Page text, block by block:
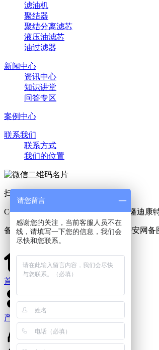
滤油机
聚结器
聚结分离滤芯
液压油滤芯
油过滤器
新闻中心
资讯中心
知识讲堂
问答专区
案例中心
联系我们
联系方式
我们的位置
扫一扫 添加好友
Copyright © 2025 利菲尔特（商标：隆迪康
备案号：豫ICP备11005909号-6
首页
产品中心
请您留言
感谢您的关注，当前客服人员不在
线，请填写一下您的信息，我们会
尽快和您联系。